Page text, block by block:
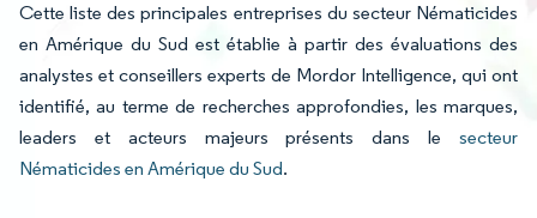
Cette liste des principales entreprises du secteur Nématicides
en Amérique du Sud est établie à partir des évaluations des
analystes et conseillers experts de Mordor Intelligence, qui ont
identifié, au terme de recherches approfondies, les marques,
leaders et acteurs majeurs présents dans le secteur
Nématicides en Amérique du Sud.